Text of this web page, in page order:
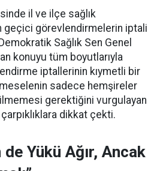
il ve ilçe sağlık
geçici görevlendirmelerin iptali
Sağlık Sen Genel
konuyu tüm boyutlarıyla
iptallerinin kıymetli bir
sadece hemşireler
gerektiğini vurgulayan
dikkat çekti.
Yükü Ağır, Ancak